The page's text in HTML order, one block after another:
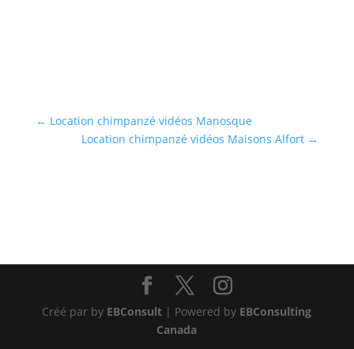
← Location chimpanzé vidéos Manosque
Location chimpanzé vidéos Maisons Alfort →
Créé par by EBConsult | Powered by EBConsulting
Canada